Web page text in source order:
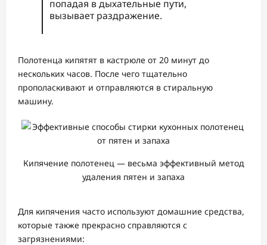
попадая в дыхательные пути,
вызывает раздражение.
Полотенца кипятят в кастрюле от 20 минут до
нескольких часов. После чего тщательно
прополаскивают и отправляются в стиральную
машину.
Кипячение полотенец — весьма эффективный метод
удаления пятен и запаха
Для кипячения часто используют домашние средства,
которые также прекрасно справляются с
загрязнениями: